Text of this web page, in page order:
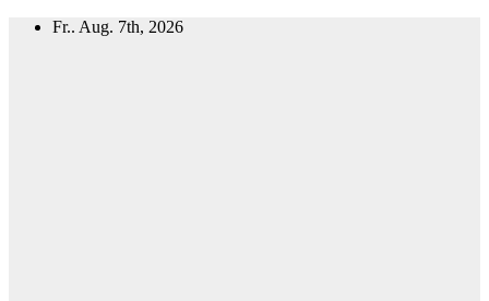
Zum
Fr.. Aug. 7th, 2026